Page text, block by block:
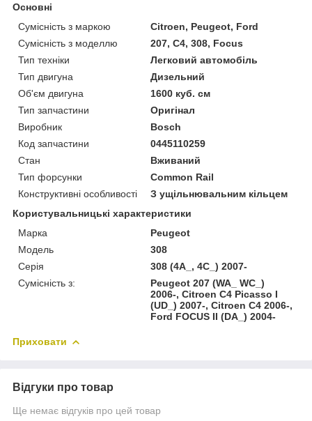
Основні
Сумісність з маркою
Citroen, Peugeot, Ford
Сумісність з моделлю
207, C4, 308, Focus
Тип техніки
Легковий автомобіль
Тип двигуна
Дизельний
Об'єм двигуна
1600 куб. см
Тип запчастини
Оригінал
Виробник
Bosch
Код запчастини
0445110259
Стан
Вживаний
Тип форсунки
Common Rail
Конструктивні особливості
З ущільнювальним кільцем
Користувальницькі характеристики
Марка
Peugeot
Модель
308
Серія
308 (4A_, 4C_) 2007-
Сумісність з:
Peugeot 207 (WA_ WC_)
2006-, Citroen C4 Picasso I
(UD_) 2007-, Citroen C4 2006-,
Ford FOCUS II (DA_) 2004-
Приховати
Відгуки про товар
Ще немає відгуків про цей товар